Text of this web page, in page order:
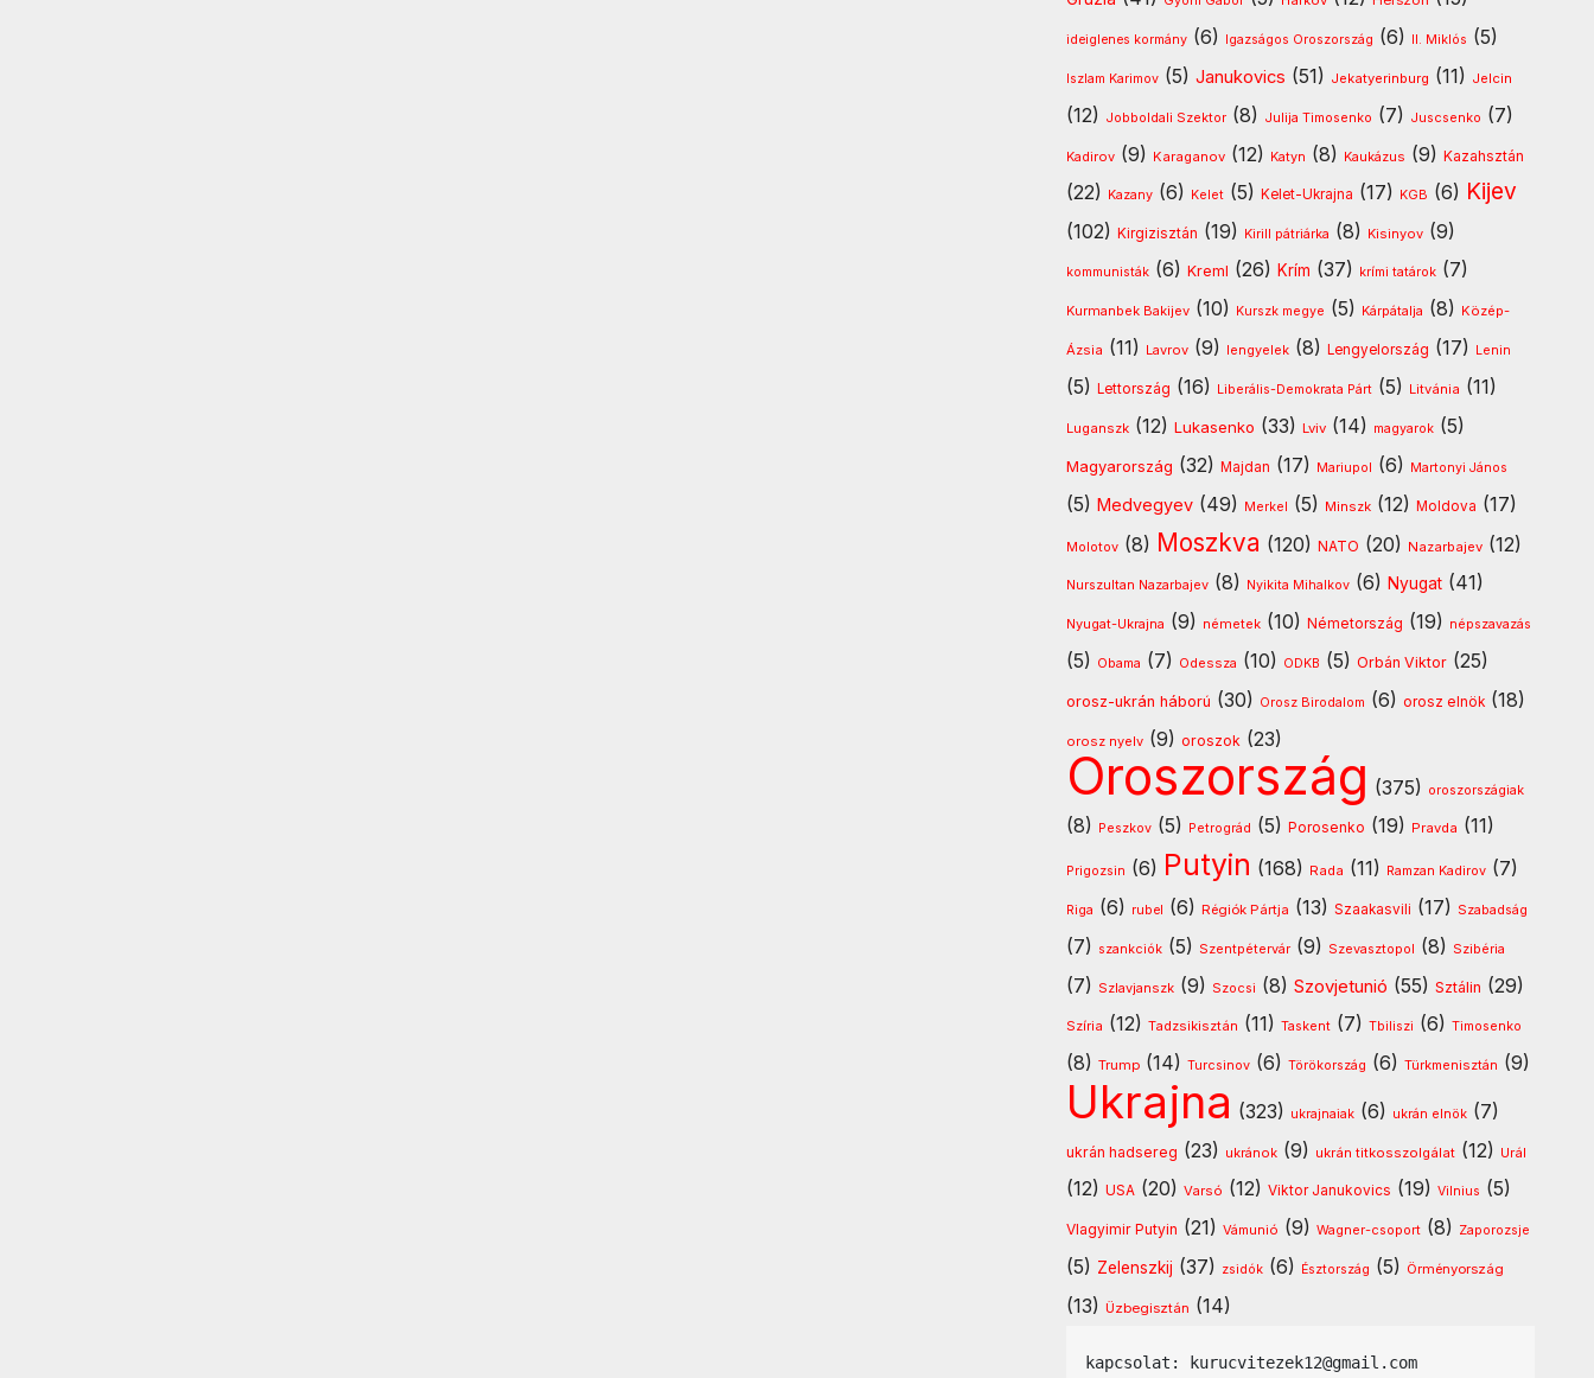
ideiglenes kormány (6) Igazságos Oroszország (6) II. Miklós (5)
Iszlam Karimov (5)Janukovics (51) Jekatyerinburg (11) Jelcin
(12) Jobboldali Szektor (8) Julija Timosenko (7) Juscsenko (7)
Kadirov (9) Karaganov (12) Katyn (8) Kaukázus (9)Kazahsztán
(22) Kazany (6) Kelet (5)Kelet-Ukrajna (17) KGB (6) Kijev
(102)Kirgizisztán (19) Kirill pátriárka (8) Kisinyov (9)
kommunisták (6)Kreml (26)Krím (37) krími tatárok (7)
Kurmanbek Bakijev (10) Kurszk megye (5) Kárpátalja (8) Közép-
Ázsia (11) Lavrov (9) lengyelek (8)Lengyelország (17) Lenin
(5)Lettország (16) Liberális-Demokrata Párt (5) Litvánia (11)
Luganszk (12)Lukasenko (33) Lviv (14) magyarok (5)
Magyarország (32)Majdan (17) Mariupol (6) Martonyi János
(5)Medvegyev (49) Merkel (5) Minszk (12)Moldova (17)
Molotov (8) Moszkva (120)NATO (20) Nazarbajev (12)
Nurszultan Nazarbajev (8) Nyikita Mihalkov (6)Nyugat (41)
Nyugat-Ukrajna (9) németek (10)Németország (19) népszavazás
(5) Obama (7) Odessza (10) ODKB (5)Orbán Viktor (25)
orosz-ukrán háború (30) Orosz Birodalom (6) orosz elnök (18)
orosz nyelv (9)oroszok (23)
Oroszország (375) oroszországiak
(8) Peszkov (5) Petrográd (5)Porosenko (19) Pravda (11)
Prigozsin (6) Putyin (168) Rada (11) Ramzan Kadirov (7)
Riga (6) rubel (6) Régiók Pártja (13)Szaakasvili (17) Szabadság
(7) szankciók (5) Szentpétervár (9) Szevasztopol (8) Szibéria
(7) Szlavjanszk (9) Szocsi (8)Szovjetunió (55)Sztálin (29)
Szíria (12)Tadzsikisztán (11)Taskent (7)Tbiliszi (6)Timosenko
(8)Trump (14)Turcsinov (6)Törökország (6)Türkmenisztán (9)
Ukrajna (323) ukrajnaiak (6) ukrán elnök (7)
ukrán hadsereg (23) ukránok (9) ukrán titkosszolgálat (12) Urál
(12)USA (20)Varsó (12)Viktor Janukovics (19)Vilnius (5)
Vlagyimir Putyin (21)Vámunió (9)Wagner-csoport (8) Zaporozsje
(5) Zelenszkij (37) zsidók (6) Észtország (5) Örményország
(13) Üzbegisztán (14)
kapcsolat: kurucvitezek12@gmail.com